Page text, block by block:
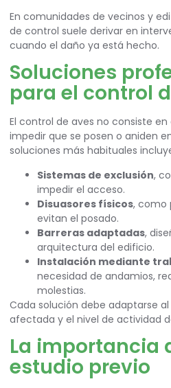
En comunidades de vecinos y
de control suele derivar en
cuando el daño ya está hecho.
Soluciones
para el control
El control de aves no consiste
impedir que se posen o aniden
soluciones más habituales
Sistemas de exclusión,
impedir el acceso.
Disuasores físicos, como
evitan el posado.
Barreras adaptadas,
arquitectura del edificio.
Instalación mediante
necesidad de andamios,
molestias.
Cada solución debe adaptarse
afectada y el nivel de actividad
La importancia
estudio previo